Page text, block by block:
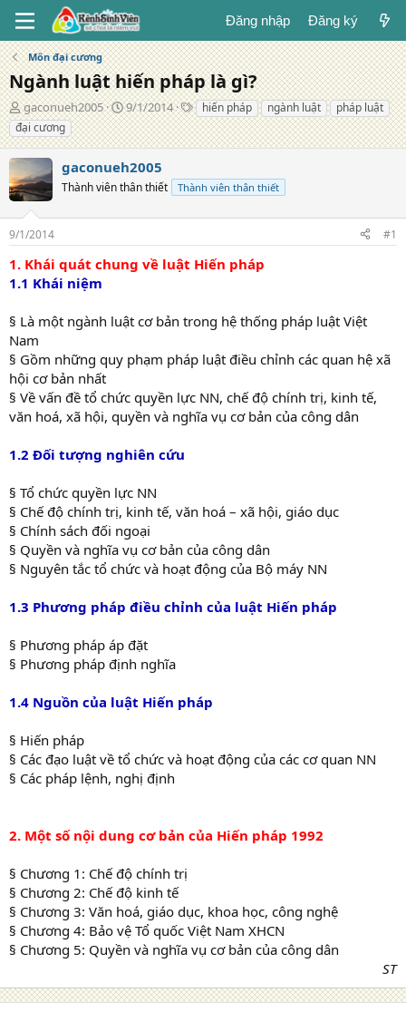
Đăng nhập Đăng ký
Môn đại cương
Ngành luật hiến pháp là gì?
T
á
c
g
i
ả
gaconueh2005
N
g
à
đ
ă
g
9/1/2014
T
ừ
k
a
hiến pháp ngành luật
pháp luật
đại cương
gaconueh2005
Thành viên thân thiết Thành viên thân thiết
9/1/2014 #1
1. Khái quát chung về luật Hiến pháp
1.1 Khái niệm
§ Là một ngành luật cơ bản trong hệ thống pháp luật Việt
Nam
§ Gồm những quy phạm pháp luật điều chỉnh các quan hệ xã
hội cơ bản nhất
§ Về vấn đề tổ chức quyền lực NN, chế độ chính trị, kinh tế,
văn hoá, xã hội, quyền và nghĩa vụ cơ bản của công dân
1.2 Đối tượng nghiên cứu
§ Tổ chức quyền lực NN
§ Chế độ chính trị, kinh tế, văn hoá – xã hội, giáo dục
§ Chính sách đối ngoại
§ Quyền và nghĩa vụ cơ bản của công dân
§ Nguyên tắc tổ chức và hoạt động của Bộ máy NN
1.3 Phương pháp điều chỉnh của luật Hiến pháp
§ Phương pháp áp đặt
§ Phương pháp định nghĩa
1.4 Nguồn của luật Hiến pháp
§ Hiến pháp
§ Các đạo luật về tổ chức và hoạt động của các cơ quan NN
§ Các pháp lệnh, nghị định
2. Một số nội dung cơ bản của Hiến pháp 1992
§ Chương 1: Chế độ chính trị
§ Chương 2: Chế độ kinh tế
§ Chương 3: Văn hoá, giáo dục, khoa học, công nghệ
§ Chương 4: Bảo vệ Tổ quốc Việt Nam XHCN
§ Chương 5: Quyền và nghĩa vụ cơ bản của công dân
ST